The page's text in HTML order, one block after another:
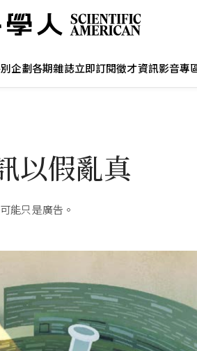
企劃各期雜誌立即訂閱徵才資訊影音專
以假亂真
能只是廣告。